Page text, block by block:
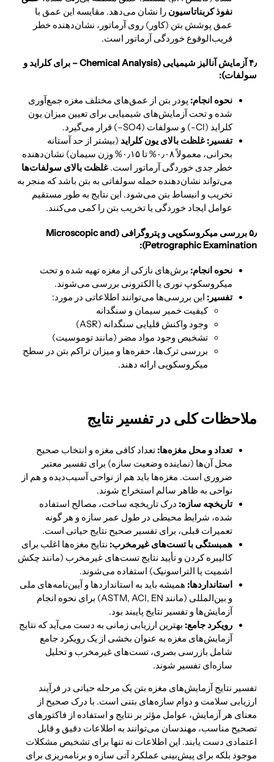
نفوذ کربناتاسیون را نشان می‌دهد. مقایسه این عمق با
عمق پوشش بتن (کاور) روی آرماتور، نشان‌دهنده خطر
قریب‌الوقوع خوردگی آرماتور است.
۴٫ آزمایش آنالیز شیمیایی (Chemical Analysis – برای کلراید و
سولفات):
نحوه انجام: پودر بتن از عمق‌های مختلف مغزه جمع‌آوری
شده و تحت آزمایش‌های شیمیایی برای تعیین میزان یون
کلراید (Cl-) و سولفات (SO4–) قرار می‌گیرد.
تفسیر: غلظت بالای یون کلراید (بیشتر از حد آستانه
بحرانی، معمولاً ۰٫۰۸% تا ۰٫۱۵% وزن سیمان) نشان‌دهنده
خطر جدی خوردگی آرماتور است. غلظت بالای سولفات‌ها
می‌تواند نشان‌دهنده حمله سولفاتی به بتن باشد که منجر به
تخریب و انبساط بتن می‌شود. این نتایج به طور مستقیم
عوامل ایجاد خوردگی یا تخریب بتن را کمی می‌کنند.
۵٫ بررسی میکروسکوپی و پتروگرافی (Microscopic and
Petrographic Examination):
نحوه انجام: برش‌های نازکی از مغزه تهیه شده و تحت
میکروسکوپ نوری یا الکترونی بررسی می‌شوند.
تفسیر: این بررسی‌ها می‌توانند اطلاعاتی در مورد:
کیفیت خمیر سیمان و سنگدانه
وجود واکنش قلیایی سنگدانه (ASR)
تشخیص وجود مواد مضر (مانند توموسیت)
بررسی ترک‌ها، حفره‌ها و میزان تراکم بتن در سطح
میکروسکوپی ارائه دهند.
ملاحظات کلی در تفسیر نتایج
تعداد و محل مغزه‌ها: تعداد کافی مغزه و انتخاب صحیح
محل آن‌ها (نماینده وضعیت سازه) برای تفسیر معتبر
ضروری است. مغزه‌ها باید هم از نواحی آسیب‌دیده و هم از
نواحی به ظاهر سالم استخراج شوند.
تاریخچه سازه: درک تاریخچه ساخت، مصالح استفاده
شده، شرایط محیطی در طول عمر سازه و هر گونه
تعمیرات قبلی، برای تفسیر صحیح نتایج حیاتی است.
همبستگی با تست‌های غیرمخرب: نتایج مغزه‌ها اغلب برای
کالیبره کردن و تأیید نتایج تست‌های غیرمخرب (مانند چکش
اشمیت یا التراسونیک) استفاده می‌شوند.
استانداردها: همیشه باید به استانداردها و آیین‌نامه‌های ملی
و بین‌المللی (مانند ASTM, ACI, EN) برای نحوه انجام
آزمایش‌ها و تفسیر نتایج پایبند بود.
رویکرد جامع: بهترین ارزیابی زمانی به دست می‌آید که نتایج
آزمایش‌های مغزه به عنوان بخشی از یک رویکرد جامع
شامل بازرسی بصری، تست‌های غیرمخرب و تحلیل
سازه‌ای تفسیر شوند.
تفسیر نتایج آزمایش‌های مغزه‌ بتن یک مرحله حیاتی در فرآیند
ارزیابی سلامت و دوام سازه‌های بتنی است. با درک صحیح از
معنای هر آزمایش، عوامل مؤثر بر نتایج و استفاده از فاکتورهای
تصحیح مناسب، مهندسان می‌توانند به اطلاعات دقیق و قابل
اعتمادی دست یابند. این اطلاعات نه تنها برای تشخیص مشکلات
موجود بلکه برای پیش‌بینی عملکرد آتی سازه و برنامه‌ریزی برای